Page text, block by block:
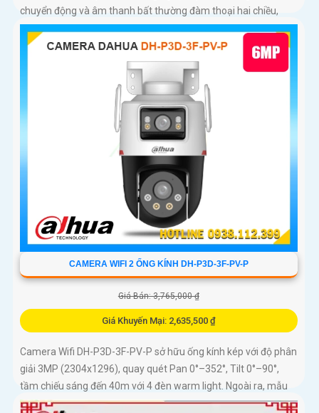
chuyển động và âm thanh bất thường đàm thoại hai chiều,
hồng ngoại tầm xa ban đêm 10m hỗ trợ thẻ nhớ MicroSD
256GB ONVIF và điều khiển từ xa qua ứng dụng DMSS
CAMERA WIFI 2 ỐNG KÍNH DH-P3D-3F-PV-P
Giá Bán: 3,765,000 ₫
Giá Khuyến Mại: 2,635,500 ₫
Camera Wifi DH-P3D-3F-PV-P sở hữu ống kính kép với độ phân
giải 3MP (2304x1296), quay quét Pan 0°–352°, Tilt 0°–90°,
tầm chiếu sáng đến 40m với 4 đèn warm light. Ngoài ra, mẫu
camera này còn đạt chuẩn chống nước IP66, hỗ trợ thẻ nhớ tối